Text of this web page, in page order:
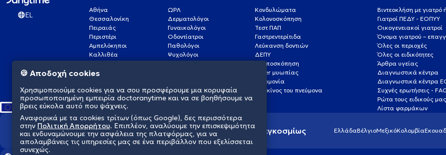
EL
Αθήνα
Θεσσαλονίκη
Πειραιάς
Περιστέρι
Αμπελόκηποι
Καλλιθέα
Γλυφάδα
Νέα Σμύρνη
ΩΡΛ
Δερματολόγοι
Γυναικολόγοι
Οδοντίατροι
Παθολόγοι
Ψυχολόγοι
Καρδιολόγοι
Κονδυλώματα
Κολονοσκόπηση
Τεστ ΠΑΠ
Γαστρεντερίτιδα
Λεύκανση δοντιών
ΔΕΠΥ
Κολποσκόπηση
Laser μυωπίας
Πνευμονία
Καρκίνος του πνεύμονα
Βιντεοκλήση με
Γιατροί ΠΕΔΥ - ΕΟΠΥΥ
Οικογενειακοί γιατροί
Όνομα γιατρού –
Όλες οι περιοχές
Όλες οι ειδικότητες
Άρθρα υγείας
Διαγνωστικά κέντρα
Διαγνωστικά κέντρα
Συχνές ερωτήσεις -
Ρώτα τους ειδικούς μας
Λίστα φαρμάκων
Διαμορφώνουμε το μέλλον της υγείας παγκοσμίως ΕλλάδαΒέλγιοΜεξικόΚολομβία
🍪 Αποδοχή cookies
Χρησιμοποιούμε cookies για να σου προσφέρουμε μια κορυφαία
προσωποποιημένη εμπειρία doctoranytime και να σε βοηθήσουμε να
βρεις εύκολα αυτό που ψάχνεις.
Αναφορικά με τα cookies τρίτων (όπως Google), δες περισσότερα
στην Πολιτική Απορρήτου. Επιπλέον, αναλύουμε την επισκεψιμότητα
και ενδυναμώνουμε την ασφάλεια της πλατφόρμας, για να
απολαμβάνεις τις υπηρεσίες μας σε ένα περιβάλλον που εξελίσσεται
συνεχώς.